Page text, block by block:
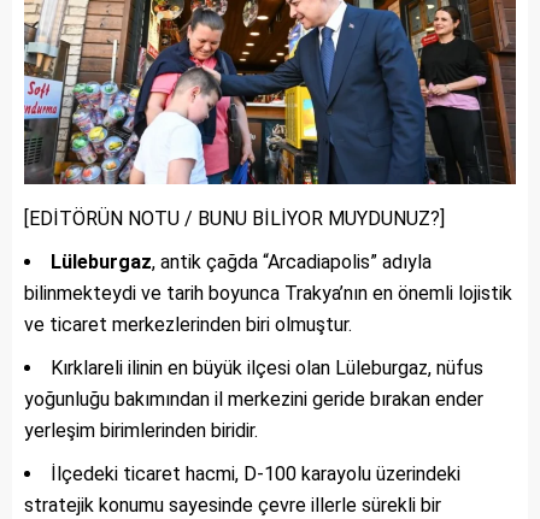
[EDİTÖRÜN NOTU / BUNU BİLİYOR MUYDUNUZ?]
Lüleburgaz, antik çağda “Arcadiapolis” adıyla
bilinmekteydi ve tarih boyunca Trakya’nın en önemli lojistik
ve ticaret merkezlerinden biri olmuştur.
Kırklareli ilinin en büyük ilçesi olan Lüleburgaz, nüfus
yoğunluğu bakımından il merkezini geride bırakan ender
yerleşim birimlerinden biridir.
İlçedeki ticaret hacmi, D-100 karayolu üzerindeki
stratejik konumu sayesinde çevre illerle sürekli bir